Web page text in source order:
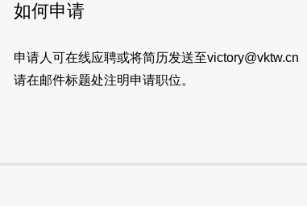
如何申请
申请人可在线应聘或将简历发送至victory@vktw.cn
请在邮件标题处注明申请职位。